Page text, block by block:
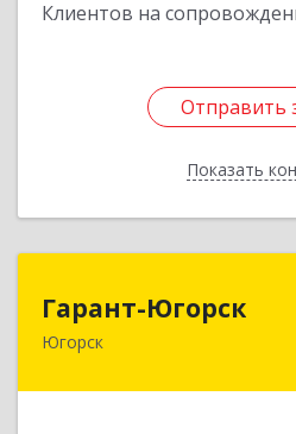
Клиентов на
Отправить
Показать
Отправить
Назад
Гарант-Югорск
Югорск
628260, Ханты-